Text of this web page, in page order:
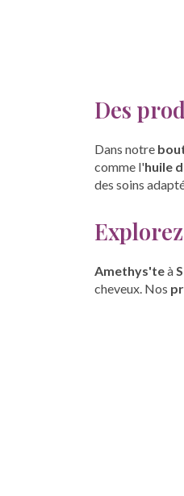
Des
Dans notre
comme l'huile
des soins
Amethys'teà
cheveux. Nos